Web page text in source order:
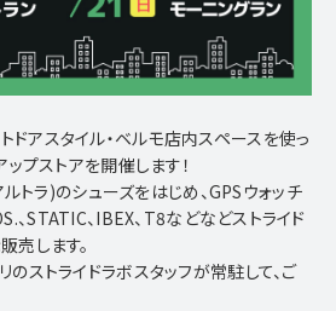
ドアスタイル・ベルモ店内スペースを使っ
ップストアを開催します！
トラ)のシューズをはじめ、GPSウォッチ
、STATIC、IBEX、T8などなどストライド
売します。
ストライドラボスタッフが常駐して、ご
野８丁目４-１０
5F
Inc